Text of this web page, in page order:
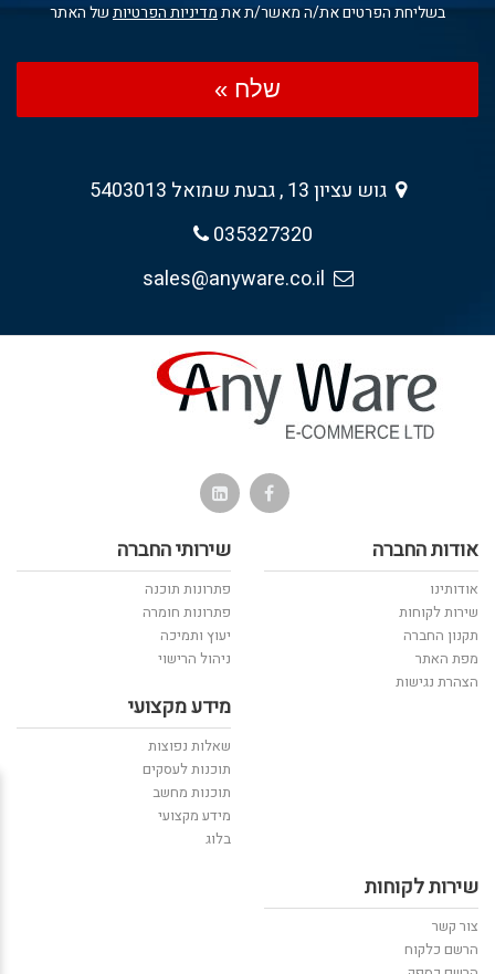
בשליחת הפרטים את/ה מאשר/ת אתמדיניות הפרטיותשל האתר
שלח »
גוש עציון 13 , גבעת שמואל 5403013
035327320
אודות החברה
אודותינו
שירות לקוחות
תקנון החברה
מפת האתר
הצהרת נגישות
שירותי החברה
פתרונות תוכנה
פתרונות חומרה
יעוץ ותמיכה
ניהול הרישוי
מידע מקצועי
שאלות נפוצות
תוכנות לעסקים
תוכנות מחשב
מידע מקצועי
בלוג
שירות לקוחות
צור קשר
הרשם כלקוח